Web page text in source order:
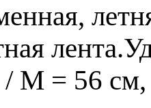
/ M = 56